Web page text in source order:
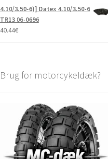
4.10/3.50-6)] Datex 4.10/3.50-6
TR13 06-0696
40.44€
Brug for motorcykeldæk?